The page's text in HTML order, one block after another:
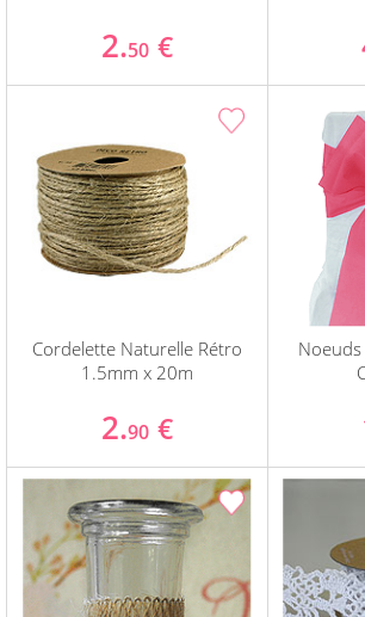
2.50 €
Cordelette Naturelle Rétro
1.5mm x 20m
2.90 €